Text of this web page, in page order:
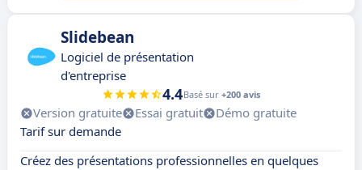
Slidebean
Logiciel de présentation
d'entreprise
4.4Basé sur +200 avis
Version gratuite Essai gratuit
Démo gratuite
Tarif sur demande
Créez des présentations professionnelles en quelques